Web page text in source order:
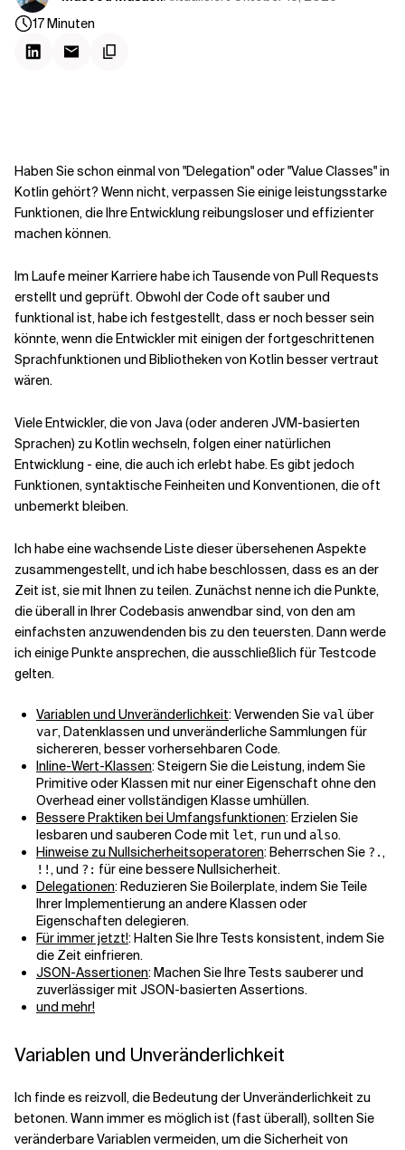
Verwandte Themen
17Minuten
Haben Sie schon einmal von "Delegation" oder "Value Classes" in
Kotlin gehört? Wenn nicht, verpassen Sie einige leistungsstarke
Funktionen, die Ihre Entwicklung reibungsloser und effizienter
machen können.
Im Laufe meiner Karriere habe ich Tausende von Pull Requests
erstellt und geprüft. Obwohl der Code oft sauber und
funktional ist, habe ich festgestellt, dass er noch besser sein
könnte, wenn die Entwickler mit einigen der fortgeschrittenen
Sprachfunktionen und Bibliotheken von Kotlin besser vertraut
wären.
Viele Entwickler, die von Java (oder anderen JVM-basierten
Sprachen) zu Kotlin wechseln, folgen einer natürlichen
Entwicklung - eine, die auch ich erlebt habe. Es gibt jedoch
Funktionen, syntaktische Feinheiten und Konventionen, die oft
unbemerkt bleiben.
Ich habe eine wachsende Liste dieser übersehenen Aspekte
zusammengestellt, und ich habe beschlossen, dass es an der
Zeit ist, sie mit Ihnen zu teilen. Zunächst nenne ich die Punkte,
die überall in Ihrer Codebasis anwendbar sind, von den am
einfachsten anzuwendenden bis zu den teuersten. Dann werde
ich einige Punkte ansprechen, die ausschließlich für Testcode
gelten.
Variablen und Unveränderlichkeit: Verwenden Sieval über
var, Datenklassen und unveränderliche Sammlungen für
sichereren, besser vorhersehbaren Code.
Inline-Wert-Klassen: Steigern Sie die Leistung, indem Sie
Primitive oder Klassen mit nur einer Eigenschaft ohne den
Overhead einer vollständigen Klasse umhüllen.
Bessere Praktiken bei Umfangsfunktionen: Erzielen Sie
lesbaren und sauberen Code mit let, runund also.
Hinweise zu Nullsicherheitsoperatoren: Beherrschen Sie ?.,
!!, und ?: für eine bessere Nullsicherheit.
Delegationen: Reduzieren Sie Boilerplate, indem Sie Teile
Ihrer Implementierung an andere Klassen oder
Eigenschaften delegieren.
Für immer jetzt!: Halten Sie Ihre Tests konsistent, indem Sie
die Zeit einfrieren.
JSON-Assertionen: Machen Sie Ihre Tests sauberer und
zuverlässiger mit JSON-basierten Assertions.
und mehr!
Variablen und Unveränderlichkeit
Ich finde es reizvoll, die Bedeutung der Unveränderlichkeit zu
betonen. Wann immer es möglich ist (fast überall), sollten Sie
veränderbare Variablen vermeiden, um die Sicherheit von